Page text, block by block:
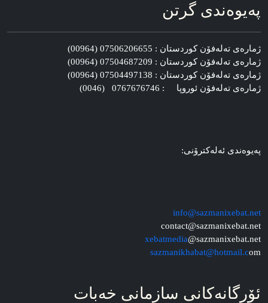
په‌یوه‌ندی گرتن
ژماره‌ی ته‌له‌فۆن کوردستان : 07506206655 (00964)
ژماره‌ی ته‌له‌فۆن کوردستان : 07504687209 (00964)
ژماره‌ی ته‌له‌فۆن کوردستان : 07504497138 (00964)
ژماره‌ی ته‌له‌فۆن ئوروپا : 0767676746 (0046)
په‌یوه‌ندی ئه‌له‌کترۆنی:
info@sazmanixebat.net
contact@sazmanixebat.net
xebatmedia@sazmanixebat.net
sazmanikhabat@hotmail.com
ئۆرگانه‌کانی سازمانی خه‌بات